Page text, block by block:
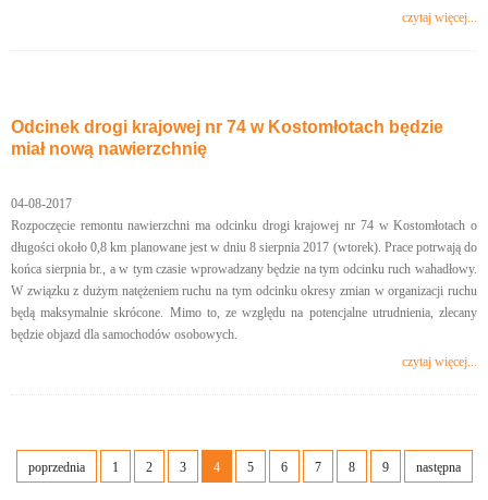
czytaj więcej...
Odcinek drogi krajowej nr 74 w Kostomłotach będzie
miał nową nawierzchnię
04-08-2017
Rozpoczęcie remontu nawierzchni ma odcinku drogi krajowej nr 74 w Kostomłotach o
długości około 0,8 km planowane jest w dniu 8 sierpnia 2017 (wtorek). Prace potrwają do
końca sierpnia br., a w tym czasie wprowadzany będzie na tym odcinku ruch wahadłowy.
W związku z dużym natężeniem ruchu na tym odcinku okresy zmian w organizacji ruchu
będą maksymalnie skrócone. Mimo to, ze względu na potencjalne utrudnienia, zlecany
będzie objazd dla samochodów osobowych.
czytaj więcej...
poprzednia 1 2 3 4 5 6 7 8 9 następna